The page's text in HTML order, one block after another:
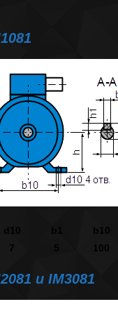
d10
b10
7 100
и IM3081